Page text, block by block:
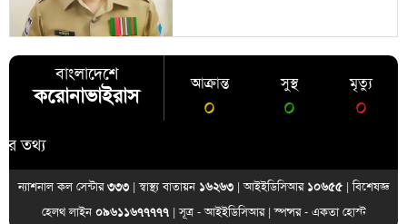
বাংলাদেশে
করোনাভাইরাস
আক্রান্ত
০
সুস্থ
০
মৃত্যু
০
ন্যাশনাল কল সেন্টার৩৩৩ | স্বাস্থ্য বাতায়ন ১৬২৬৩ | আইইডিসিআর ১০৬৫৫| বিশেষজ্ঞ
হেলথ লাইন ০৯৬১১৬৭৭৭৭৭| সূত্র -আইইডিসিআর| স্পন্সর - একতা হোস্ট